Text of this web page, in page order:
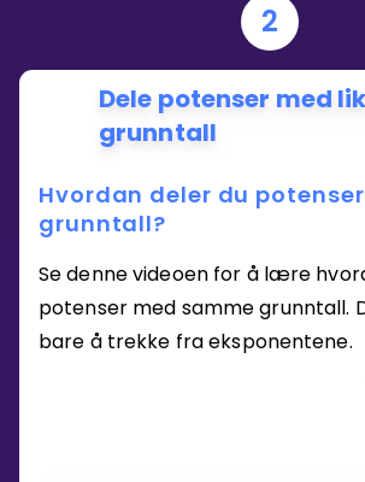
2
Dele potenser med
grunntall
Hvordan deler du
grunntall?
Se denne videoen for å lære
potenser med samme grunntall.
bare å trekke fra eksponentene.